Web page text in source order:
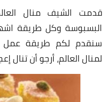
قدمت الشيف منال
البسبوسة وكل طريقة
سنقدم لكم طريقة عمل
لمنال العالم، أرجو أن تنال